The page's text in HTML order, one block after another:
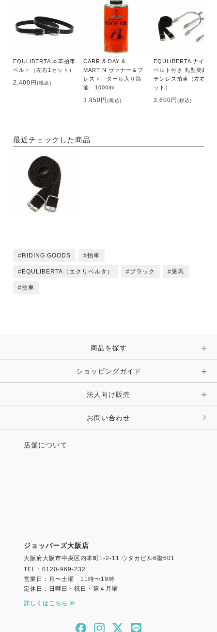
EQULIBERTA 本革拍車
ベルト（左右1セット）
2,400円(税込)
CARR & DAY &
MARTIN ヴァナー＆プ
レスト タール入り蹄
油 1000ml
3,850円(税込)
EQULIBERTA ナイロン
ベルト付き 丸型突起 ス
テンレス拍車（左右1セ
ット）
3,600円(税込)
最近チェックした商品
RIDING GOODS 拍車
EQULIBERTA（エクリベルタ） ブラック 乗馬
拍車
商品を探す
ショッピングガイド
法人向け販売
お問い合わせ
店舗について
ジョッパーズ大阪店
大阪府大阪市中央区内本町1-2-11 ウタカビル6階601
TEL：0120-969-232
営業日：月〜土曜 11時〜19時
定休日：日曜日・祝日・第４月曜
詳しくはこちら